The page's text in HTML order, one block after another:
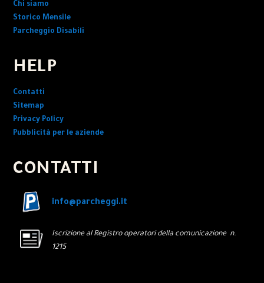
Chi siamo
Storico Mensile
Parcheggio Disabili
HELP
Contatti
Sitemap
Privacy Policy
Pubblicità per le aziende
CONTATTI
info@parcheggi.it
Iscrizione al Registro operatori della comunicazione n.
1215